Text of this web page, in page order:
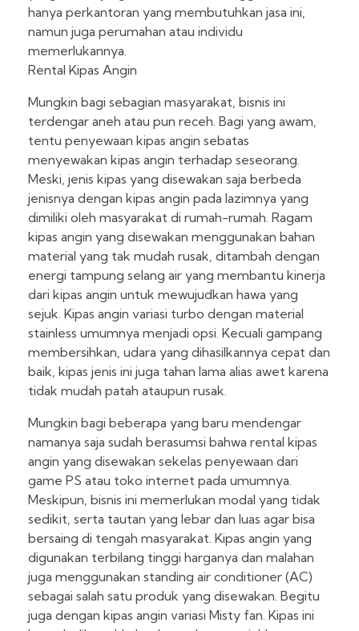
hanya perkantoran yang membutuhkan jasa ini,
namun juga perumahan atau individu
memerlukannya.
Rental Kipas Angin
Mungkin bagi sebagian masyarakat, bisnis ini
terdengar aneh atau pun receh. Bagi yang awam,
tentu penyewaan kipas angin sebatas
menyewakan kipas angin terhadap seseorang.
Meski, jenis kipas yang disewakan saja berbeda
jenisnya dengan kipas angin pada lazimnya yang
dimiliki oleh masyarakat di rumah-rumah. Ragam
kipas angin yang disewakan menggunakan bahan
material yang tak mudah rusak, ditambah dengan
energi tampung selang air yang membantu kinerja
dari kipas angin untuk mewujudkan hawa yang
sejuk. Kipas angin variasi turbo dengan material
stainless umumnya menjadi opsi. Kecuali gampang
membersihkan, udara yang dihasilkannya cepat dan
baik, kipas jenis ini juga tahan lama alias awet karena
tidak mudah patah ataupun rusak.
Mungkin bagi beberapa yang baru mendengar
namanya saja sudah berasumsi bahwa rental kipas
angin yang disewakan sekelas penyewaan dari
game PS atau toko internet pada umumnya.
Meskipun, bisnis ini memerlukan modal yang tidak
sedikit, serta tautan yang lebar dan luas agar bisa
bersaing di tengah masyarakat. Kipas angin yang
digunakan terbilang tinggi harganya dan malahan
juga menggunakan standing air conditioner (AC)
sebagai salah satu produk yang disewakan. Begitu
juga dengan kipas angin variasi Misty fan. Kipas ini